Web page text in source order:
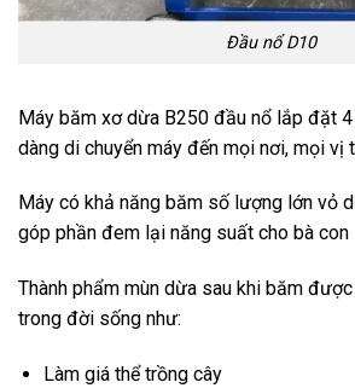
Đầu nổ D10
Máy băm xơ dừa B250 đầu nổ lắp đặt 4
dàng di chuyển máy đến mọi nơi, mọi vị
Máy có khả năng băm số lượng lớn vỏ
góp phần đem lại năng suất cho bà con
Thành phẩm mùn dừa sau khi băm
trong đời sống như:
Làm giá thể trồng cây